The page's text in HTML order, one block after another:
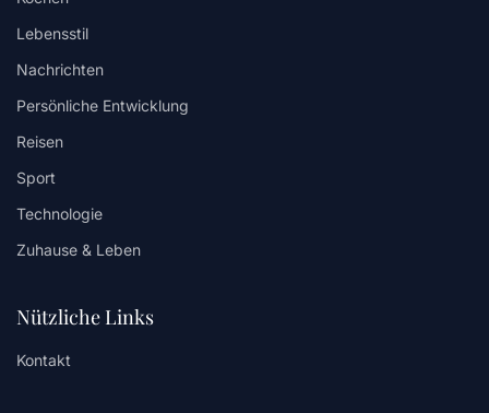
Lebensstil
Nachrichten
Persönliche Entwicklung
Reisen
Sport
Technologie
Zuhause & Leben
Nützliche Links
Kontakt